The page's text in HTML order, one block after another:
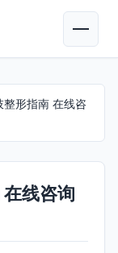
整形指南 在线咨
线咨询